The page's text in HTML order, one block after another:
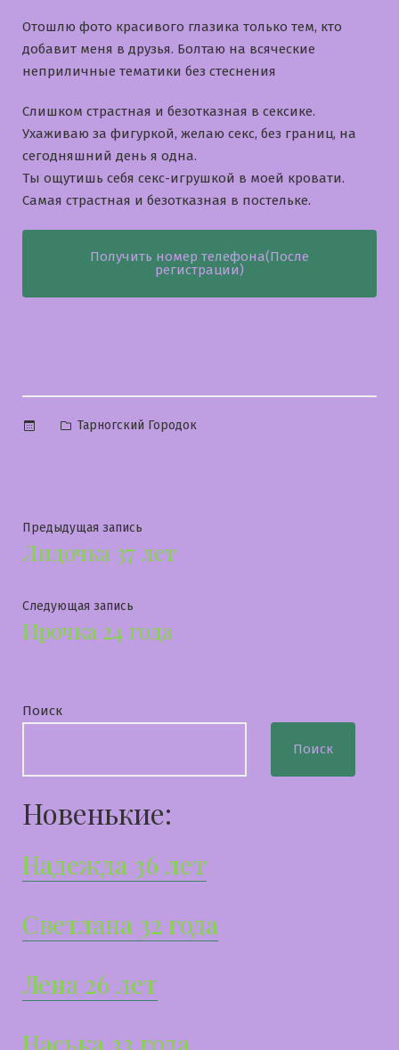
Отошлю фото красивого глазика только тем, кто
добавит меня в друзья. Болтаю на всяческие
неприличные тематики без стеснения
Слишком страстная и безотказная в сексике.
Ухаживаю за фигуркой, желаю секс, без границ, на
сегодняшний день я одна.
Ты ощутишь себя секс-игрушкой в моей кровати.
Самая страстная и безотказная в постельке.
Получить номер телефона(После
регистрации)
Опубликовано
Тарногский Городок
Навигация
по
записям
Предыдущая запись
запись:
Лидочка 37 лет
Следующая запись
запись:
Ирочка 24 года
Поиск
Поиск
Новенькие:
Надежда 36 лет
Светлана 32 года
Лена 26 лет
Наська 33 года